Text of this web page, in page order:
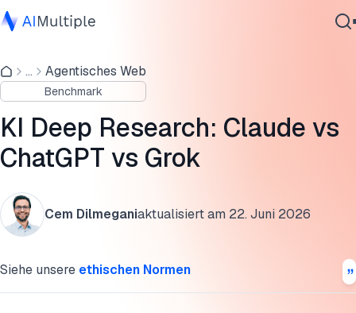
Agentische KI
Cybersicherheit
Daten
Unternehmenssoftware
Dienstleistungen
... Agentisches Web
Benchmark
KI Deep Research: Claude vs
ChatGPT vs Grok
Cem Dilmeganiaktualisiert am 22. Juni 2026
Siehe unsere ethischen Normen
DR-50 Bench Ergebnisse
Entwicklungen bei KI-Deep-Research-Tools
Herausforderungen und Einschränkungen von KI-Deep-
Research-Tools
Methodik